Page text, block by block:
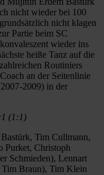
nicht wieder bei 100
nicht klagen
Partie beim SC
wieder ins
heiße Tanz auf die
Routiniers
an der Seitenlinie
2009) in der
(1:1)
Tim Cullmann,
Purket, Christoph
Schmieden), Lennart
Tim Braun), Tim Klein